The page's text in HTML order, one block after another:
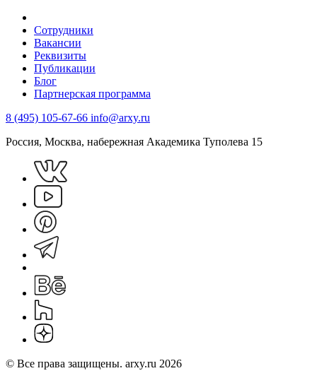
Сотрудники
Вакансии
Реквизиты
Публикации
Блог
Партнерская программа
8 (495) 105-67-66 info@arxy.ru
Россия, Москва, набережная Академика Туполева 15
© Все права защищены. arxy.ru 2026